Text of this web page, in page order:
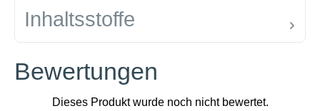
Inhaltsstoffe
Bewertungen